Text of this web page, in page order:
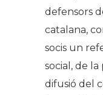
defensors
catalana,
socis un
social, de
difusió del